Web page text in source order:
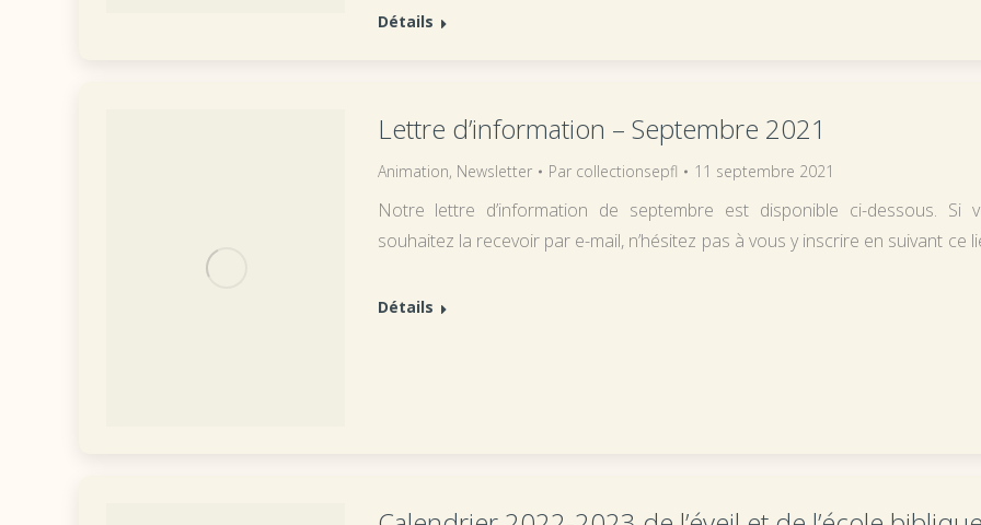
Détails
Lettre d’information – Septembre 2021
Animation, Newsletter Par collectionsepfl 11 septembre 2021
Notre lettre d’information de septembre est disponible ci-dessous. Si
souhaitez la recevoir par e-mail, n’hésitez pas à vous y inscrire en suivant ce
Détails